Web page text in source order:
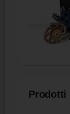
Prodotti